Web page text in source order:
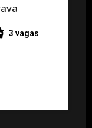
3 vagas